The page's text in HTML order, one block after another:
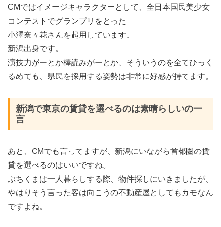
CMではイメージキャラクターとして、全日本国民美少女
コンテストでグランプリをとった
小澤奈々花さんを起用しています。
新潟出身です。
演技力がーとか棒読みがーとか、そういうのを全てひっく
るめても、県民を採用する姿勢は非常に好感が持てます。
新潟で東京の賃貸を選べるのは素晴らしいの一
言
あと、CMでも言ってますが、新潟にいながら首都圏の賃
貸を選べるのはいいですね。
ぶちくまは一人暮らしする際、物件探しにいきましたが、
やはりそう言った客は向こうの不動産屋としてもカモなん
ですよね。